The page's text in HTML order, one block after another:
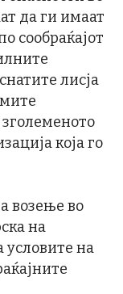
да ги имаат
сообраќајот
лисја
која го
возење во
на
условите на